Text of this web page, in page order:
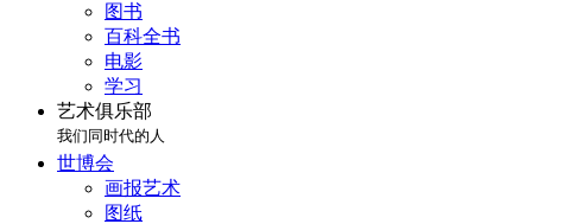
图书
百科全书
电影
学习
艺术俱乐部
我们同时代的人
世博会
画报艺术
图纸